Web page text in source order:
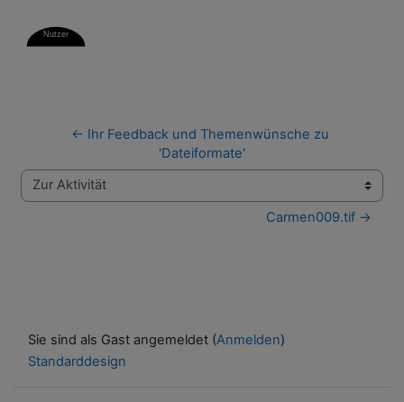
← Ihr Feedback und Themenwünsche zu
'Dateiformate'
Zur Aktivität
Carmen009.tif →
Sie sind als Gast angemeldet (Anmelden)
Standarddesign